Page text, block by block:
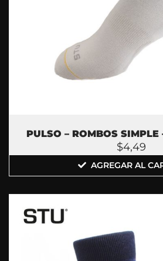
PULSO – ROMBOS
$4,49
AGREGAR AL